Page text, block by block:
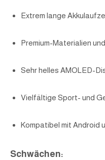
Extrem lange
Premium-Materialien
Sehr helles AMOLED-
Vielfältige Sport- und
Kompatibel mit Android
Schwächen: